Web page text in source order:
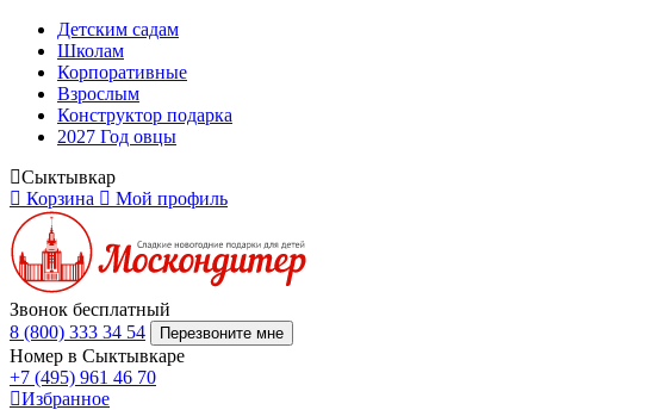
Детским садам
Школам
Корпоративные
Взрослым
Конструктор подарка
2027 Год овцы
Сыктывкар
Корзина
Мой профиль
Звонок бесплатный
8 (800) 333 34 54
Перезвоните мне
Номер в Сыктывкаре
+7 (495) 961 46 70
Избранное